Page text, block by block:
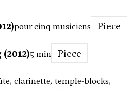
pour cinq musiciens Piece
5 min Piece
clarinette, temple-blocks,